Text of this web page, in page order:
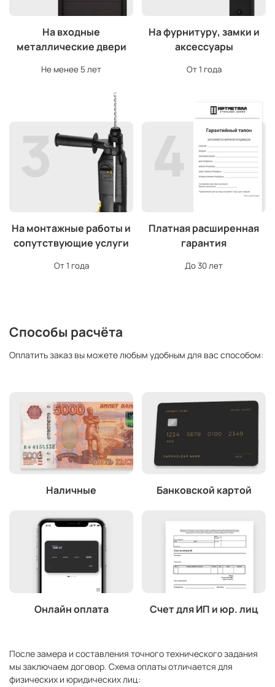
На входные
металлические двери
Не менее 5 лет
На фурнитуру, замки и
аксессуары
От 1 года
На монтажные работы и
сопутствующие услуги
От 1 года
Платная расширенная
гарантия
До 30 лет
Способы расчёта
Оплатить заказ вы можете любым удобным для вас способом:
Наличные Банковской картой
Онлайн оплата Счет для ИП и юр. лиц
После замера и составления точного технического задания
мы заключаем договор. Схема оплаты отличается для
физических и юридических лиц: